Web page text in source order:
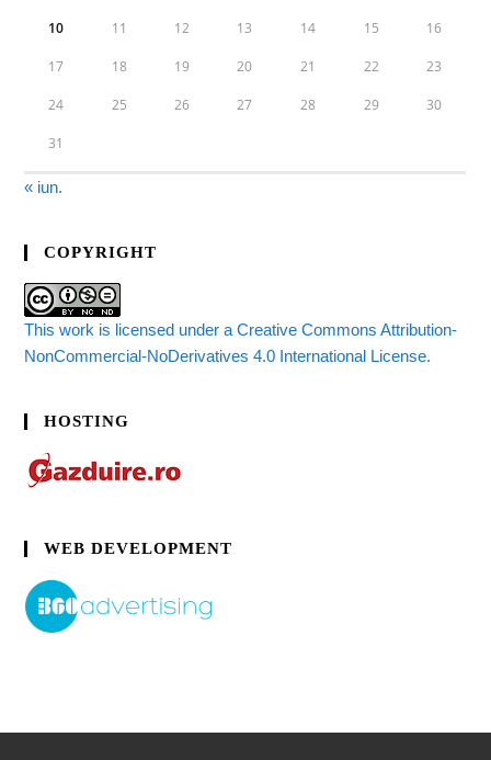
10 11 12 13 14 15 16
17 18 19 20 21 22 23
24 25 26 27 28 29 30
31
« iun.
COPYRIGHT
This work is licensed under a Creative Commons Attribution-
NonCommercial-NoDerivatives 4.0 International License.
HOSTING
WEB DEVELOPMENT